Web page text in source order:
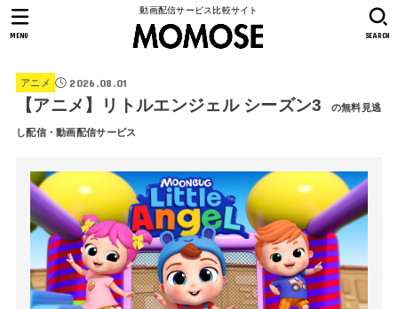
動画配信サービス比較サイト
SEARCH
MENU
アニメ 2026.08.01
【アニメ】リトルエンジェル シーズン3 の無料見逃
し配信・動画配信サービス